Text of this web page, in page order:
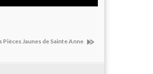
Pièces Jaunes de Sainte Anne